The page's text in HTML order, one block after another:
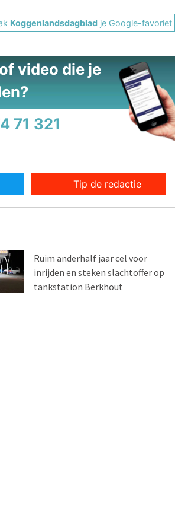
Koggenlandsdagblad je Google-favoriet
video die je
71 321
Tip de redactie
Ruim anderhalf jaar cel voor
inrijden en steken slachtoffer op
tankstation Berkhout